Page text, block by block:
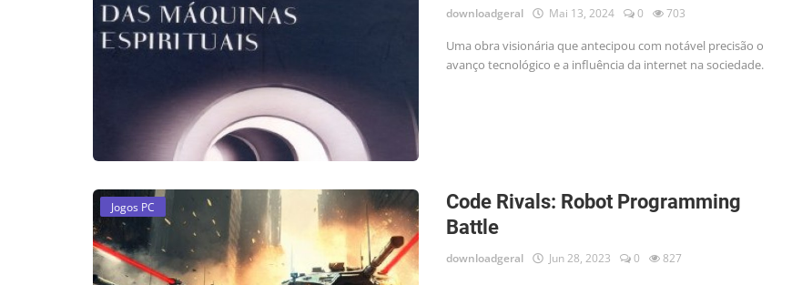
downloadgeral Mai 13, 2024 0 703
Uma obra visionária que antecipou com notável precisão o
avanço tecnológico e a influência da internet na sociedade.
Jogos PC
Code Rivals: Robot Programming
Battle
downloadgeral Jun 28, 2023 0 827